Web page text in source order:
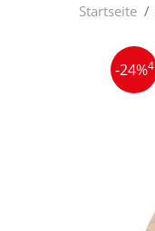
Startseite
-24%4